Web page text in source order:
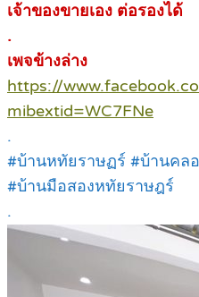
เจ้าของขายเอง ต่อรองได้
.
เพจข้างล่าง
https://
mibextid=WC7FNe
.
#บ้านหทัยราษฏร์ #บ้านคล
#บ้านมือสองหทัยราษฎร์
.